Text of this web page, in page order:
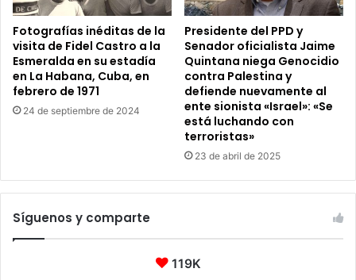
Fotografías inéditas de la
visita de Fidel Castro a la
Esmeralda en su estadía
en La Habana, Cuba, en
febrero de 1971
24 de septiembre de 2024
Presidente del PPD y
Senador oficialista Jaime
Quintana niega Genocidio
contra Palestina y
defiende nuevamente al
ente sionista «Israel»: «Se
está luchando con
terroristas»
23 de abril de 2025
Síguenos y comparte
119K